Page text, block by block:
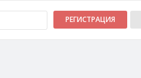
РЕГИСТРАЦИЯ